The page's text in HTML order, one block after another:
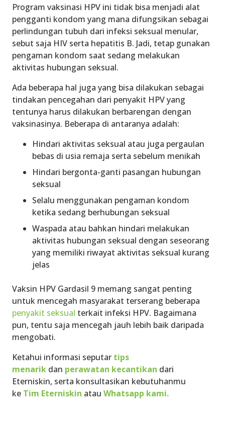
Program vaksinasi HPV ini tidak bisa menjadi alat
pengganti kondom yang mana difungsikan sebagai
perlindungan tubuh dari infeksi seksual menular,
sebut saja HIV serta hepatitis B. Jadi, tetap gunakan
pengaman kondom saat sedang melakukan
aktivitas hubungan seksual.
Ada beberapa hal juga yang bisa dilakukan sebagai
tindakan pencegahan dari penyakit HPV yang
tentunya harus dilakukan berbarengan dengan
vaksinasinya. Beberapa di antaranya adalah:
Hindari aktivitas seksual atau juga pergaulan
bebas di usia remaja serta sebelum menikah
Hindari bergonta-ganti pasangan hubungan
seksual
Selalu menggunakan pengaman kondom
ketika sedang berhubungan seksual
Waspada atau bahkan hindari melakukan
aktivitas hubungan seksual dengan seseorang
yang memiliki riwayat aktivitas seksual kurang
jelas
Vaksin HPV Gardasil 9 memang sangat penting
untuk mencegah masyarakat terserang beberapa
penyakit seksual terkait infeksi HPV. Bagaimana
pun, tentu saja mencegah jauh lebih baik daripada
mengobati.
Ketahui informasi seputar tips
menarik dan perawatan kecantikan dari
Eterniskin, serta konsultasikan kebutuhanmu
ke Tim Eterniskin atau Whatsapp kami.